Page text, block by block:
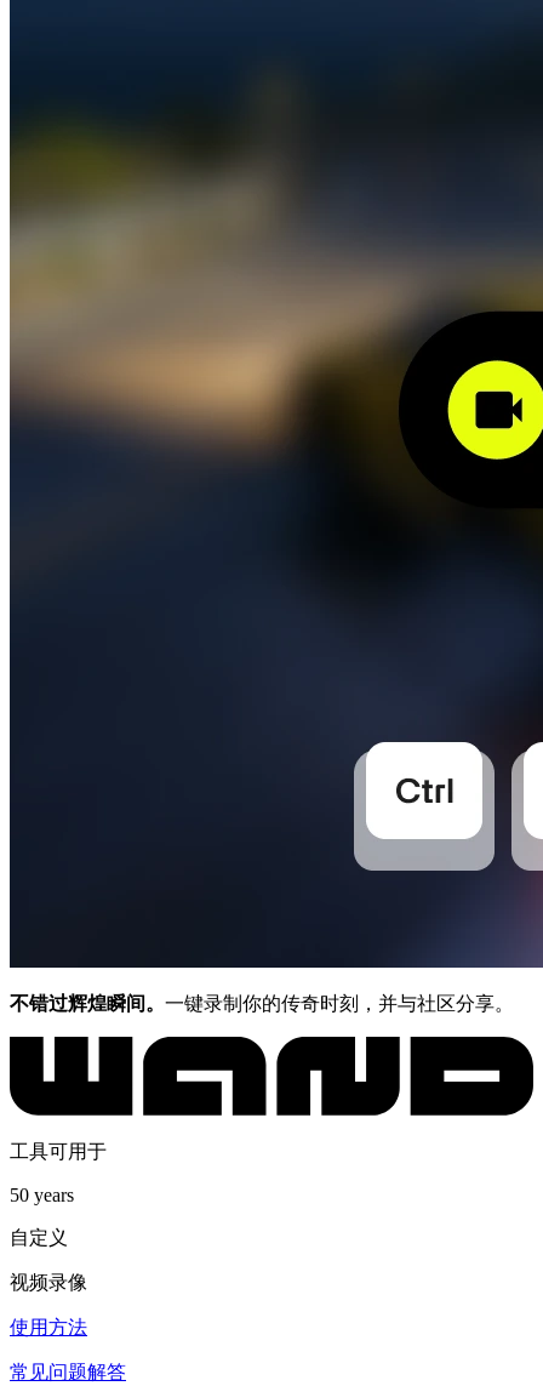
不错过辉煌瞬间。 一键录制你的传奇时刻，并与社区分享。
工具可用于
50 years
自定义
视频录像
使用方法
常见问题解答